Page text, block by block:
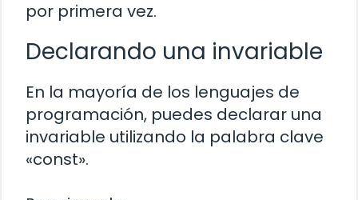
por primera vez.
Declarando una invariable
En la mayoría de los lenguajes de
programación, puedes declarar una
invariable utilizando la palabra clave
«const».